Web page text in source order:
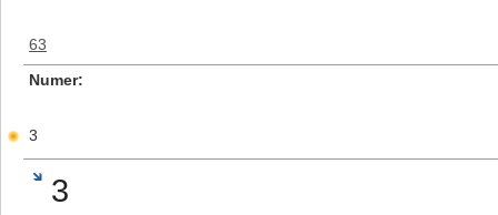
63
Numer
3
3